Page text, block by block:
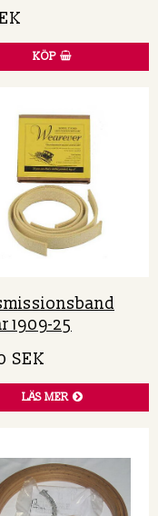
KÖP
1909-25
SEK
LÄS MER